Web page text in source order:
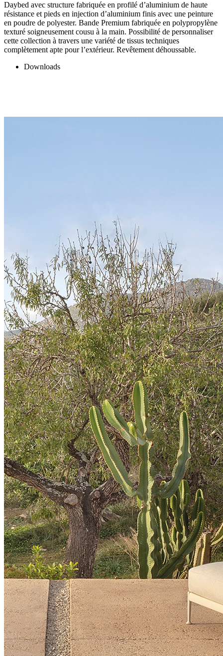
Daybed avec structure fabriquée en profilé d’aluminium de haute
résistance et pieds en injection d’aluminium finis avec une peinture
en poudre de polyester. Bande Premium fabriquée en polypropylène
texturé soigneusement cousu à la main. Possibilité de personnaliser
cette collection à travers une variété de tissus techniques
complètement apte pour l’extérieur. Revêtement déhoussable.
Downloads